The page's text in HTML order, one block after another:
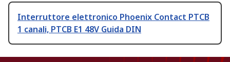
Interruttore elettronico Phoenix Contact PTCB
1 canali, PTCB E1 48V Guida DIN